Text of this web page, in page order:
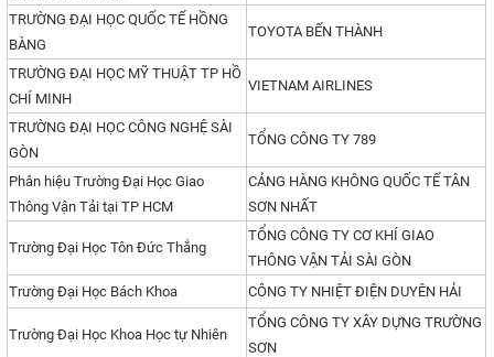
TRƯỜNG ĐẠI HỌC QUỐC TẾ HỒNG
BÀNG
TOYOTA BẾN THÀNH
TRƯỜNG ĐẠI HỌC MỸ THUẬT TP HỒ
CHÍ MINH
VIETNAM AIRLINES
TRƯỜNG ĐẠI HỌC CÔNG NGHỆ SÀI
GÒN
TỔNG CÔNG TY 789
Phân hiệu Trường Đại Học Giao
Thông Vận Tải tại TP HCM
CẢNG HÀNG KHÔNG QUỐC TẾ TÂN
SƠN NHẤT
Trường Đại Học Tôn Đức Thắng
TỔNG CÔNG TY CƠ KHÍ GIAO
THÔNG VẬN TẢI SÀI GÒN
Trường Đại Học Bách Khoa
CÔNG TY NHIỆT ĐIỆN DUYÊN HẢI
Trường Đại Học Khoa Học tự Nhiên
TỔNG CÔNG TY XÂY DỰNG TRƯỜNG
SƠN